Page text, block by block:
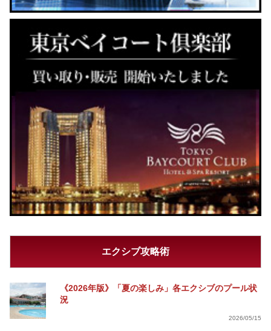
エクシブ攻略術
《2026年版》「夏の楽しみ」各エクシブのプール状
況
2026/05/15